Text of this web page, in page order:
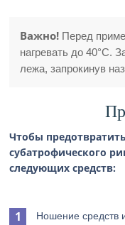
Важно! Перед
нагревать до 40°С.
лежа, запрокинув
Чтобы
субатрофического
следующих средств:
Ношение средств